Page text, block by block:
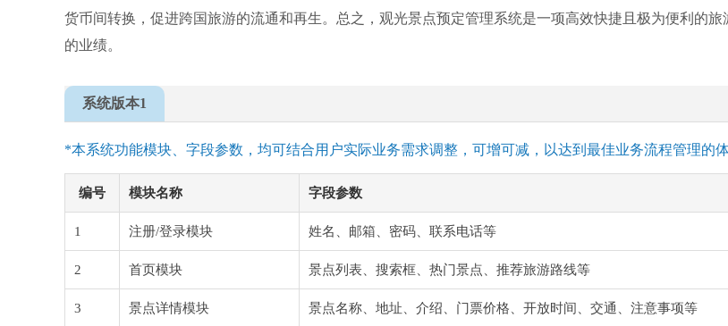
货币间转换，促进跨国旅游的流通和再生。总之，观光景点预定管理系统是一项高效快捷且极为便利的
的业绩。
系统版本1
*本系统功能模块、字段参数，均可结合用户实际业务需求调整，可增可减，以达到最佳业务流程管理的体
编号 模块名称 字段参数
1 注册/登录模块 姓名、邮箱、密码、联系电话等
2 首页模块 景点列表、搜索框、热门景点、推荐旅游路线等
3 景点详情模块 景点名称、地址、介绍、门票价格、开放时间、交通、注意事项等